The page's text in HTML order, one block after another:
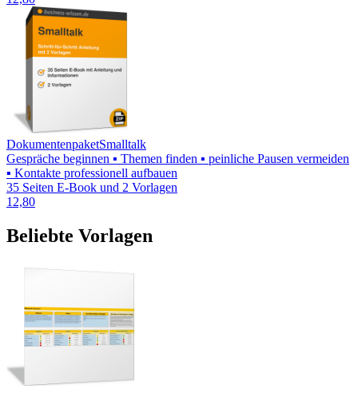
DokumentenpaketSmalltalk
Gespräche beginnen ▪ Themen finden ▪ peinliche Pausen vermeiden
▪ Kontakte professionell aufbauen
35 Seiten E-Book und 2 Vorlagen
12,80
Beliebte Vorlagen